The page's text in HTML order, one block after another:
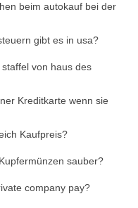
beim autokauf bei der
gibt es in usa?
von haus des
Kreditkarte wenn sie
Kaufpreis?
sauber?
company pay?